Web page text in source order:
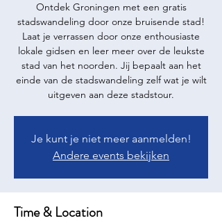
Ontdek Groningen met een gratis
stadswandeling door onze bruisende stad!
Laat je verrassen door onze enthousiaste
lokale gidsen en leer meer over de leukste
stad van het noorden. Jij bepaalt aan het
einde van de stadswandeling zelf wat je wilt
uitgeven aan deze stadstour.
Je kunt je niet meer aanmelden!
Andere events bekijken
Time & Location